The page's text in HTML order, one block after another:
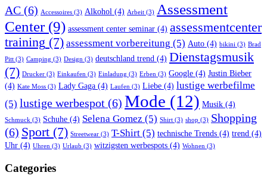
AC (6) Accessoires (3) Alkohol (4) Arbeit (3) Assessment
Center(9) assessment center seminar (4) assessmentcenter
training (7) assessment vorbereitung (5) Auto (4) bikini (3) Brad
Pitt (3) Camping (3) Design (3) deutschland trend (4) Dienstagsmusik
(7) Drucker (3) Einkaufen (3) Einladung (3) Erben (3) Google (4) Justin Bieber
(4) Kate Moss (3) Lady Gaga (4) Laufen (3) Liebe (4) lustige werbefilme
(5) lustige werbespot (6) Mode (12) Musik (4)
Schmuck (3) Schuhe (4) Selena Gomez (5) Shirt (3) shop (3) Shopping
(6) Sport (7) Streetwear (3) T-Shirt (5) technische Trends (4) trend (4)
Uhr (4) Uhren (3) Urlaub (3) witzigsten werbespots (4) Wohnen (3)
Categories